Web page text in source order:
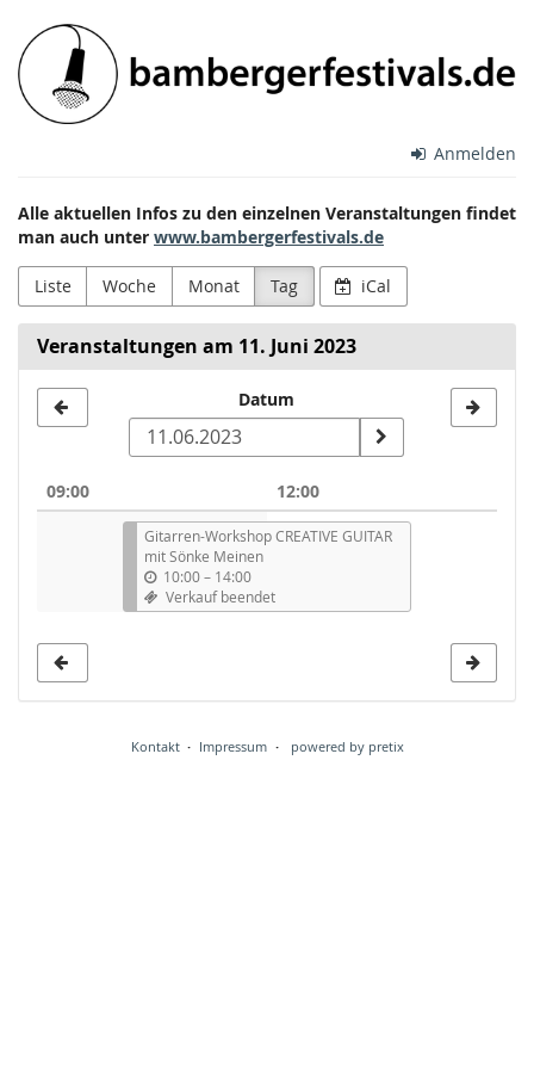
Zum
Haupt-
Inhalt
springen
Bamberger
Festivals
e.V.
Anmelden
Alle aktuellen Infos zu den einzelnen Veranstaltungen findet
man auch unter www.bambergerfestivals.de
Liste Woche Monat Tag iCal
Veranstaltungen am 11. Juni 2023
zur
auswählen
Datum
09:00 12:00
Gitarren-Workshop CREATIVE GUITAR
mit Sönke Meinen
10:00 – 14:00
Verkauf beendet
Kontakt Impressum powered by pretix